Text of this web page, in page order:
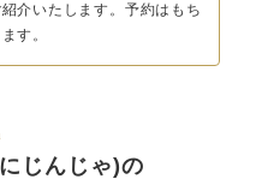
介いたします。予約はもち
す。
じんじゃ)の